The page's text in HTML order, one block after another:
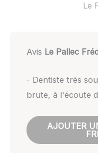
Avis Le Pallec
- Dentiste très
brute, à l'écoute
AJOUTER